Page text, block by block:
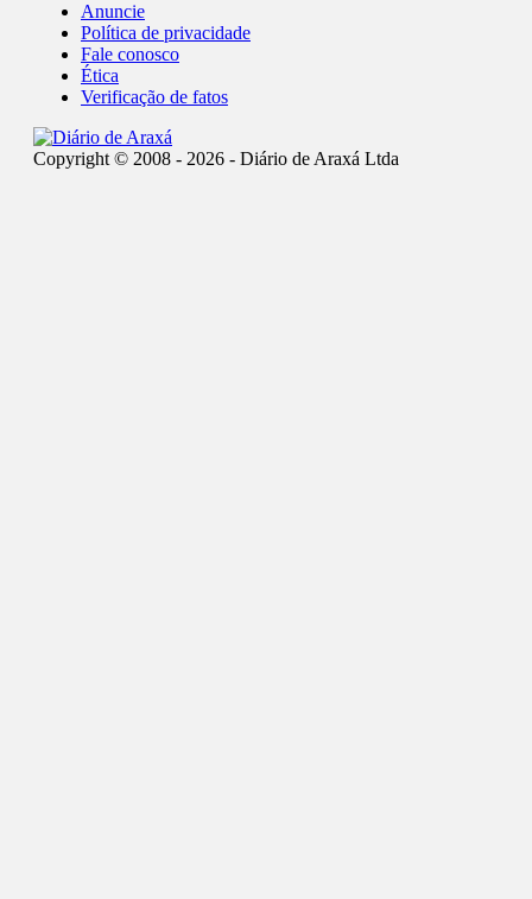
Anuncie
Política de privacidade
Fale conosco
Ética
Verificação de fatos
Copyright © 2008 - 2026 - Diário de Araxá Ltda